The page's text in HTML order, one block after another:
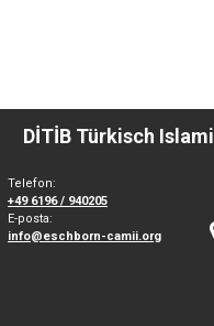
Telefon:
+49 6196 / 940205
E-posta:
info@eschborn-camii.org
DİTİB Türkisch